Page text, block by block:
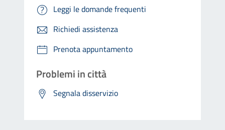
Leggi le domande frequenti
Richiedi assistenza
Prenota appuntamento
Problemi in città
Segnala disservizio